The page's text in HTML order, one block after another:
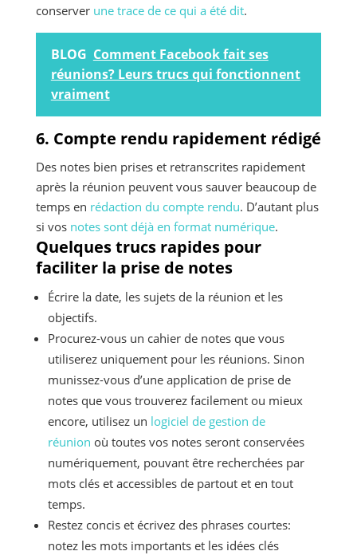
conserver une trace de ce qui a été dit.
BLOG Comment Facebook fait ses
réunions? Leurs trucs qui fonctionnent
vraiment
6. Compte rendu rapidement rédigé
Des notes bien prises et retranscrites rapidement
après la réunion peuvent vous sauver beaucoup de
temps en rédaction du compte rendu. D’autant plus
si vos notes sont déjà en format numérique.
Quelques trucs rapides pour
faciliter la prise de notes
Écrire la date, les sujets de la réunion et les
objectifs.
Procurez-vous un cahier de notes que vous
utiliserez uniquement pour les réunions. Sinon
munissez-vous d’une application de prise de
notes que vous trouverez facilement ou mieux
encore, utilisez un logiciel de gestion de
réunion où toutes vos notes seront conservées
numériquement, pouvant être recherchées par
mots clés et accessibles de partout et en tout
temps.
Restez concis et écrivez des phrases courtes:
notez les mots importants et les idées clés